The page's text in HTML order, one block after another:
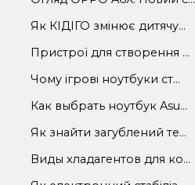
Як КІДІГО змінює дитячу...
Пристрої для створення ...
Чому ігрові ноутбуки ст...
Как выбрать ноутбук Asu...
Як знайти загублений те...
Виды хладагентов для ко...